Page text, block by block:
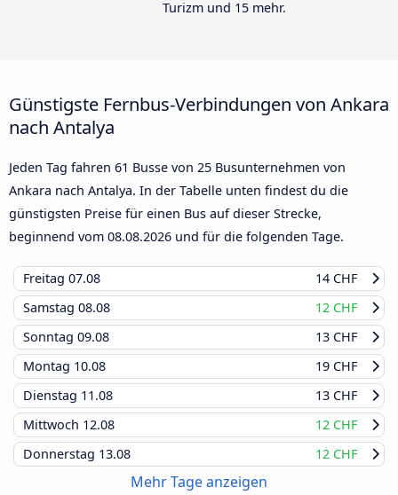
Turizm und 15 mehr.
Günstigste Fernbus-Verbindungen von Ankara
nach Antalya
Jeden Tag fahren 61 Busse von 25 Busunternehmen von
Ankara nach Antalya. In der Tabelle unten findest du die
günstigsten Preise für einen Bus auf dieser Strecke,
beginnend vom 08.08.2026 und für die folgenden Tage.
Freitag 07.08
14 CHF
Samstag 08.08
12 CHF
Sonntag 09.08
13 CHF
Montag 10.08
19 CHF
Dienstag 11.08
13 CHF
Mittwoch 12.08
12 CHF
Donnerstag 13.08 12 CHF
Mehr Tage anzeigen